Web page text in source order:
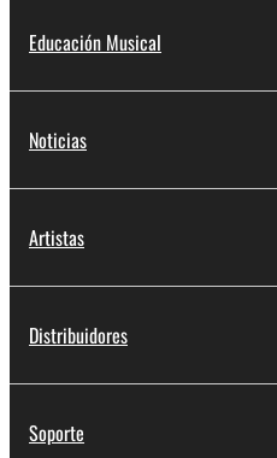
Educación Musical
Noticias
Artistas
Distribuidores
Soporte